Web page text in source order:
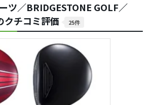
ツ／BRIDGESTONE GOLF／
クチコミ評価
25件